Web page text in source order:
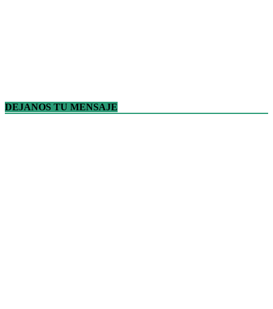
DEJANOS TU MENSAJE